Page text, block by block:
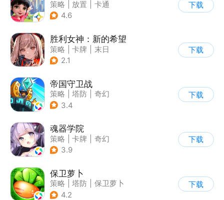
策略 放置
卡通
| 腾讯
4.6
下载
胜利女神：新的希望
策略 卡牌
末日
| 美少女
2.1
下载
帝国守卫战
策略 塔防
奇幻
| 卡通
3.4
下载
魂器学院
策略 卡牌
奇幻
| 美少女
3.9
下载
保卫萝卜
策略 塔防
保卫萝卜
| 卡通
4.2
下载